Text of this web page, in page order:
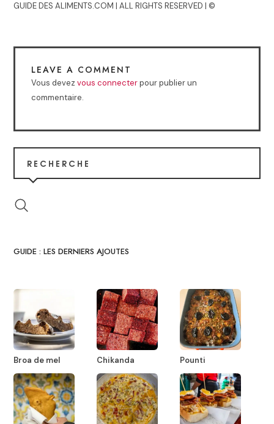
GUIDE DES ALIMENTS.COM | ALL RIGHTS RESERVED | ©
LEAVE A COMMENT
Vous devezvous connecterpour publier un
commentaire.
RECHERCHE
GUIDE : LES DERNIERS AJOUTES
Broa de mel Chikanda Pounti